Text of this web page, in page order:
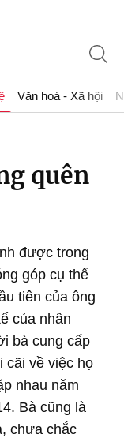
Văn hoá - Xã hội
quên
được trong
góp cụ thể
tiên của ông
của nhân
bà cung cấp
cãi về việc họ
nhau năm
Bà cũng là
chưa chắc